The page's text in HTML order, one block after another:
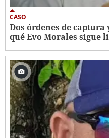
CASO
Dos órdenes de
qué Evo Morales sigue